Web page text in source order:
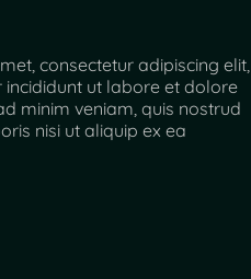
consectetur adipiscing elit,
ut labore et dolore
minim veniam, quis nostrud
nisi ut aliquip ex ea